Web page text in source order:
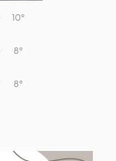
10°
8°
8°
9°